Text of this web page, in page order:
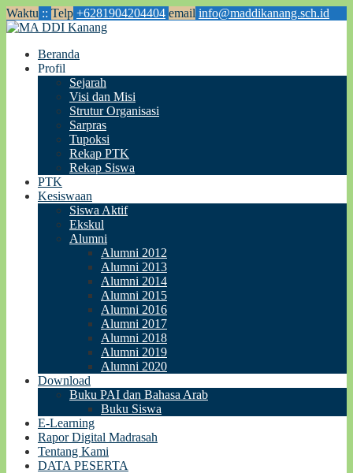
Waktu :: Telp +6281904204404 email info@maddikanang.sch.id
Beranda
Profil
Sejarah
Visi dan Misi
Strutur Organisasi
Sarpras
Tupoksi
Rekap PTK
Rekap Siswa
PTK
Kesiswaan
Siswa Aktif
Ekskul
Alumni
Alumni 2012
Alumni 2013
Alumni 2014
Alumni 2015
Alumni 2016
Alumni 2017
Alumni 2018
Alumni 2019
Alumni 2020
Download
Buku PAI dan Bahasa Arab
Buku Siswa
E-Learning
Rapor Digital Madrasah
Tentang Kami
DATA PESERTA